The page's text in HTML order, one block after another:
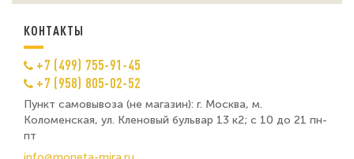
КОНТАКТЫ
+7 (499) 755-91-45
+7 (958) 805-02-52
Пункт самовывоза (не магазин): г. Москва, м.
Коломенская, ул. Кленовый бульвар 13 к2; с 10 до 21 пн-
пт